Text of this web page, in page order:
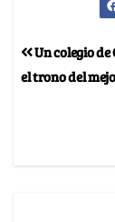
Un colegio de
el trono del